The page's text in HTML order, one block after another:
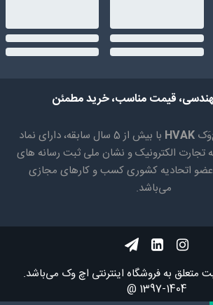
قیمت مناسب، خرید مطمئن
HVAK
با بیش از 5 سال سابقه، دارای نماد
تجارت الکترونیک و نشان ملی ثبت رسانه های
عضو اتحادیه کشوری کسب و کارهای مجازی
می‌باشد.
متعلق به فروشگاه اینترنتی اچ وک می‌باشد.
1404-1397 @